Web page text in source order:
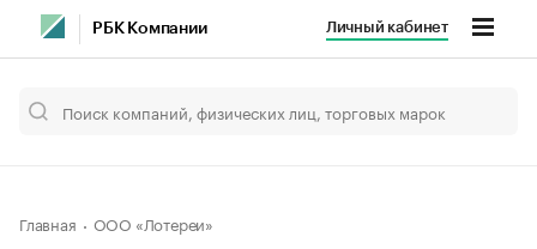
РБК Компании Личный кабинет
Главная ООО «Лотереи»